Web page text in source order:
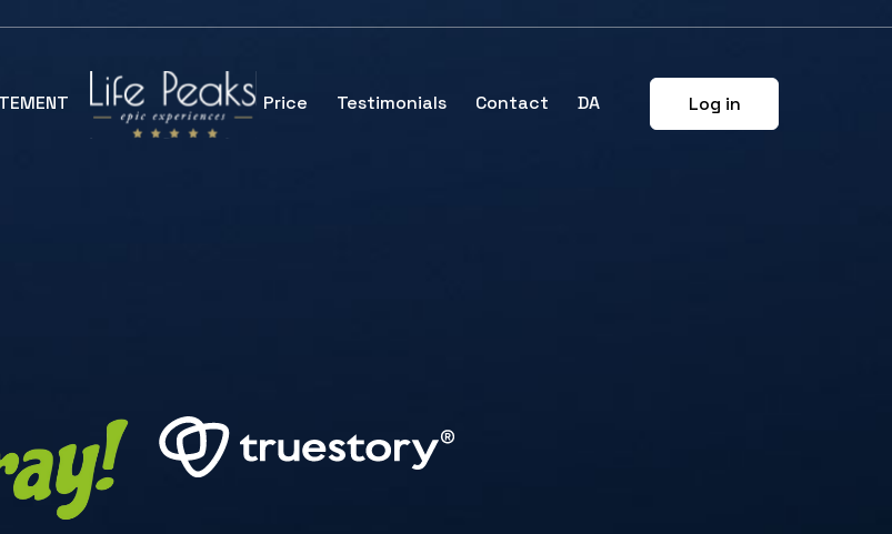
Price Testimonials Contact DA Log in